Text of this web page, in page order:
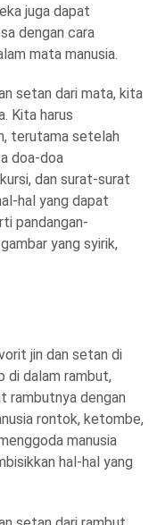
juga dapat
dengan cara
mata manusia.
setan dari mata, kita
Kita harus
terutama setelah
doa-doa
dan surat-surat
hal yang dapat
pandangan-
yang syirik,
jin dan setan di
di dalam rambut,
rambutnya dengan
rontok, ketombe,
manusia
hal-hal yang